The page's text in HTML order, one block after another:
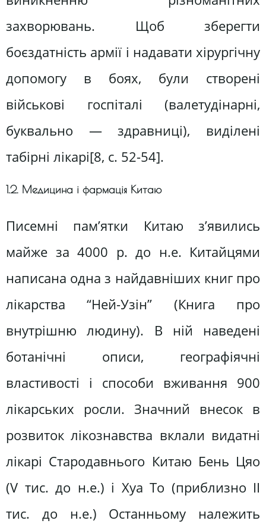
захворювань. Щоб зберегти
боєздатність армії і надавати хірургічну
допомогу в боях, були створені
військові госпіталі (валетудінарні,
буквально — здравниці), виділені
табірні лікарі[8, c. 52-54].
1.2. Медицина і фармація Китаю
Писемні пам’ятки Китаю з’явились
майже за 4000 р. до н.е. Китайцями
написана одна з найдавніших книг про
лікарства “Ней-Узін” (Книга про
внутрішню людину). В ній наведені
ботанічні описи, географіячні
властивості і способи вживання 900
лікарських росли. Значний внесок в
розвиток лікознавства вклали видатні
лікарі Стародавнього Китаю Бень Цяо
(V тис. до н.е.) і Хуа То (приблизно ІІ
тис. до н.е.) Останньому належить